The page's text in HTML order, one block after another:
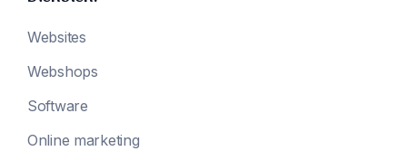
Websites
Webshops
Software
Online marketing